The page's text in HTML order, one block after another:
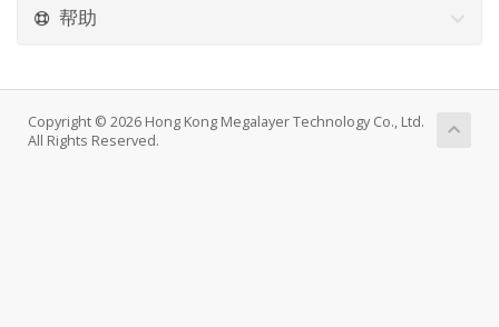
帮助
Copyright © 2026 Hong Kong Megalayer Technology Co., Ltd.
All Rights Reserved.